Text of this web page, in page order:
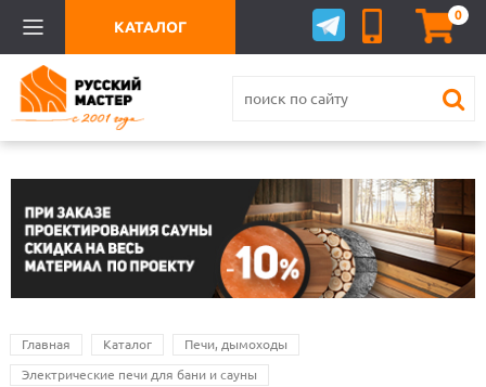
0
КАТАЛОГ
Главная Каталог Печи, дымоходы
Электрические печи для бани и сауны